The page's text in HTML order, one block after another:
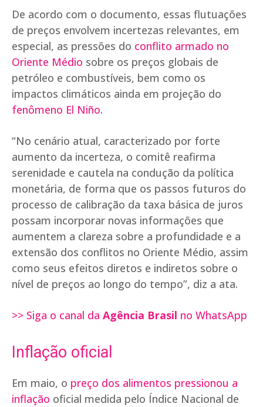
De acordo com o documento, essas flutuações
de preços envolvem incertezas relevantes, em
especial, as pressões do conflito armado no
Oriente Médio sobre os preços globais de
petróleo e combustíveis, bem como os
impactos climáticos ainda em projeção do
fenômeno El Niño.
“No cenário atual, caracterizado por forte
aumento da incerteza, o comitê reafirma
serenidade e cautela na condução da política
monetária, de forma que os passos futuros do
processo de calibração da taxa básica de juros
possam incorporar novas informações que
aumentem a clareza sobre a profundidade e a
extensão dos conflitos no Oriente Médio, assim
como seus efeitos diretos e indiretos sobre o
nível de preços ao longo do tempo”, diz a ata.
>> Siga o canal da Agência Brasil no WhatsApp
Inflação oficial
Em maio, o preço dos alimentos pressionou a
inflação oficial medida pelo Índice Nacional de